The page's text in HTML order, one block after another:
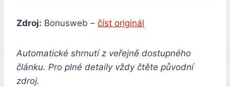
Zdroj: Bonusweb – číst originál
Automatické shrnutí z veřejně dostupného
článku. Pro plné detaily vždy čtěte původní
zdroj.